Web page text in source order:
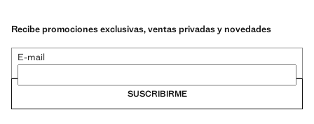
Recibe promociones exclusivas, ventas privadas y novedades
E-mail
SUSCRIBIRME